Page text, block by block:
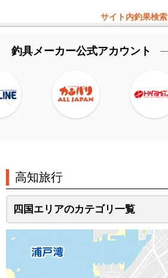
サイト内釣果検索
釣具メーカー公式アカウント
高知旅行
四国エリアのカテゴリ一覧